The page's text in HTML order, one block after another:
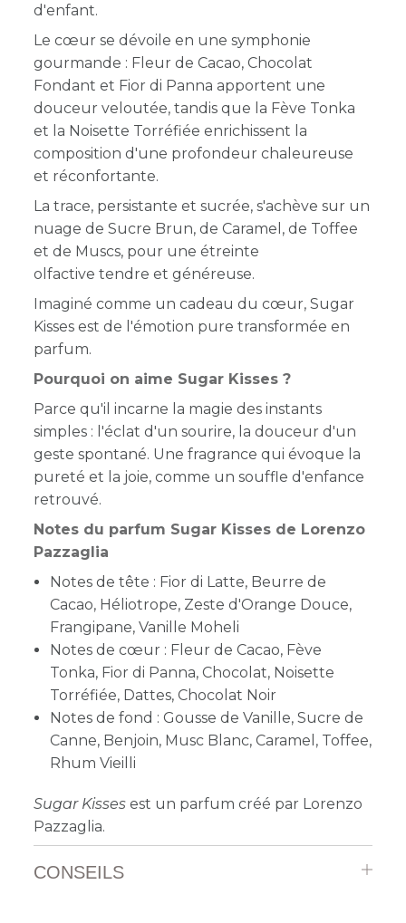
d'enfant.
Le cœur se dévoile en une symphonie
gourmande : Fleur de Cacao, Chocolat
Fondant et Fior di Panna apportent une
douceur veloutée, tandis que la Fève Tonka
et la Noisette Torréfiée enrichissent la
composition d'une profondeur chaleureuse
et réconfortante.
La trace, persistante et sucrée, s'achève sur un
nuage de Sucre Brun, de Caramel, de Toffee
et de Muscs, pour une étreinte
olfactive tendre et généreuse.
Imaginé comme un cadeau du cœur, Sugar
Kisses est de l'émotion pure transformée en
parfum.
Pourquoi on aime Sugar Kisses ?
Parce qu'il incarne la magie des instants
simples : l'éclat d'un sourire, la douceur d'un
geste spontané. Une fragrance qui évoque la
pureté et la joie, comme un souffle d'enfance
retrouvé.
Notes du parfum Sugar Kisses de Lorenzo
Pazzaglia
Notes de tête : Fior di Latte, Beurre de
Cacao, Héliotrope, Zeste d'Orange Douce,
Frangipane, Vanille Moheli
Notes de cœur : Fleur de Cacao, Fève
Tonka, Fior di Panna, Chocolat, Noisette
Torréfiée, Dattes, Chocolat Noir
Notes de fond : Gousse de Vanille, Sucre de
Canne, Benjoin, Musc Blanc, Caramel, Toffee,
Rhum Vieilli
Sugar Kisses est un parfum créé par Lorenzo
Pazzaglia.
CONSEILS